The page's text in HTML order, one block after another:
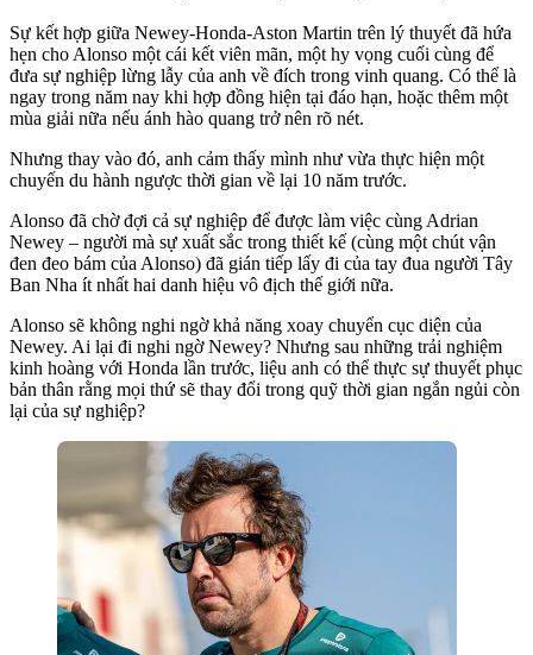
Sự kết hợp giữa Newey-Honda-Aston Martin trên lý thuyết đã hứa
hẹn cho Alonso một cái kết viên mãn, một hy vọng cuối cùng để
đưa sự nghiệp lừng lẫy của anh về đích trong vinh quang. Có thể là
ngay trong năm nay khi hợp đồng hiện tại đáo hạn, hoặc thêm một
mùa giải nữa nếu ánh hào quang trở nên rõ nét.
Nhưng thay vào đó, anh cảm thấy mình như vừa thực hiện một
chuyến du hành ngược thời gian về lại 10 năm trước.
Alonso đã chờ đợi cả sự nghiệp để được làm việc cùng Adrian
Newey – người mà sự xuất sắc trong thiết kế (cùng một chút vận
đen đeo bám của Alonso) đã gián tiếp lấy đi của tay đua người Tây
Ban Nha ít nhất hai danh hiệu vô địch thế giới nữa.
Alonso sẽ không nghi ngờ khả năng xoay chuyển cục diện của
Newey. Ai lại đi nghi ngờ Newey? Nhưng sau những trải nghiệm
kinh hoàng với Honda lần trước, liệu anh có thể thực sự thuyết phục
bản thân rằng mọi thứ sẽ thay đổi trong quỹ thời gian ngắn ngủi còn
lại của sự nghiệp?